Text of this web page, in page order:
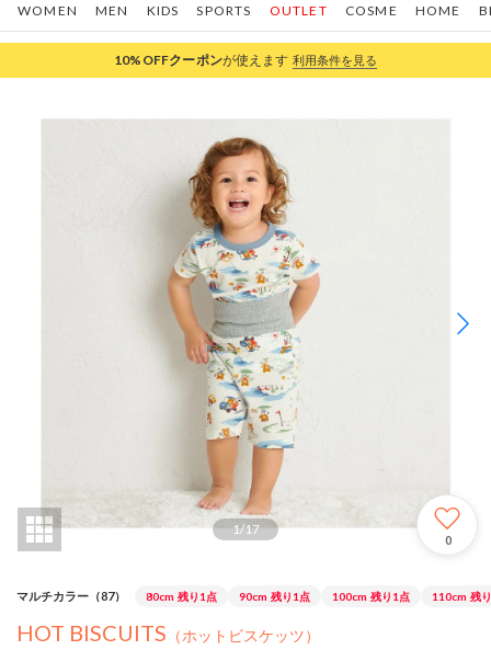
WOMEN MEN KIDS SPORTS COSME HOME
OUTLET
10%OFFクーポンが使えます 利用条件を見る
1/17
0
マルチカラー（87） 80cm 残り1点 90cm 残り1点 100cm 残り1点 110cm 残
HOT BISCUITS （ホットビスケッツ）